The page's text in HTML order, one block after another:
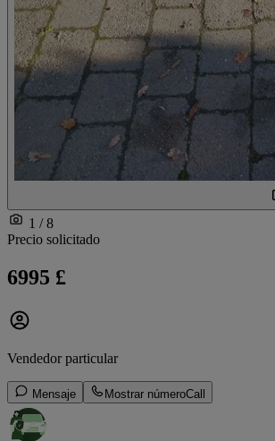
1 / 8
Precio solicitado
6995 £
Vendedor particular
Mensaje Mostrar númeroCall